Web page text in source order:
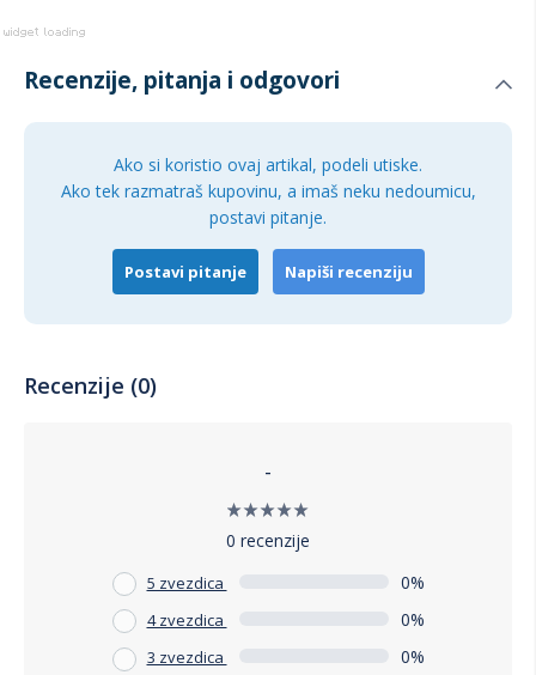
Recenzije, pitanja i odgovori
Ako si koristio ovaj artikal, podeli utiske.
Ako tek razmatraš kupovinu, a imaš neku nedoumicu,
postavi pitanje.
Postavi pitanje Napiši recenziju
Recenzije (0)
-
0 recenzije
5 zvezdica 0%
4 zvezdica 0%
3 zvezdica 0%